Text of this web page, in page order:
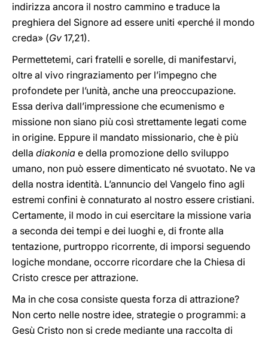
indirizza ancora il nostro cammino e traduce la
preghiera del Signore ad essere uniti «perché il mondo
creda» (Gv 17,21).
Permettetemi, cari fratelli e sorelle, di manifestarvi,
oltre al vivo ringraziamento per l’impegno che
profondete per l’unità, anche una preoccupazione.
Essa deriva dall’impressione che ecumenismo e
missione non siano più così strettamente legati come
in origine. Eppure il mandato missionario, che è più
della diakonia e della promozione dello sviluppo
umano, non può essere dimenticato né svuotato. Ne va
della nostra identità. L’annuncio del Vangelo fino agli
estremi confini è connaturato al nostro essere cristiani.
Certamente, il modo in cui esercitare la missione varia
a seconda dei tempi e dei luoghi e, di fronte alla
tentazione, purtroppo ricorrente, di imporsi seguendo
logiche mondane, occorre ricordare che la Chiesa di
Cristo cresce per attrazione.
Ma in che cosa consiste questa forza di attrazione?
Non certo nelle nostre idee, strategie o programmi: a
Gesù Cristo non si crede mediante una raccolta di